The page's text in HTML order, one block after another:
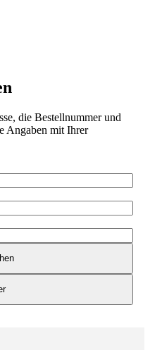
die Bestellnummer und
Angaben mit Ihrer